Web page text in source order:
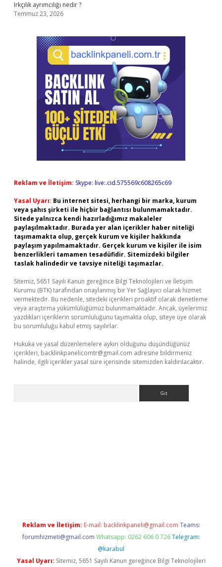
Irkçılık ayrımcılığı nedir ?
Temmuz 23, 2026
Reklam ve İletişim: Skype: live:.cid.575569c608265c69
Yasal Uyarı: Bu internet sitesi, herhangi bir marka, kurum
veya şahıs şirketi ile hiçbir bağlantısı bulunmamaktadır.
Sitede yalnızca kendi hazırladığımız makaleler
paylaşılmaktadır. Burada yer alan içerikler haber niteliği
taşımamakta olup, gerçek kurum ve kişiler hakkında
paylaşım yapılmamaktadır. Gerçek kurum ve kişiler ile isim
benzerlikleri tamamen tesadüfidir. Sitemizdeki bilgiler
taslak halindedir ve tavsiye niteliği taşımazlar.
Sitemiz, 5651 Sayılı Kanun gereğince Bilgi Teknolojileri ve İletişim
Kurumu (BTK) tarafından onaylanmış bir Yer Sağlayıcı olarak hizmet
vermektedir. Bu nedenle, sitedeki içerikleri proaktif olarak denetleme
veya araştırma yükümlülüğümüz bulunmamaktadır. Ancak, üyelerimiz
yazdıkları içeriklerin sorumluluğunu taşımakta olup, siteye üye olarak
bu sorumluluğu kabul etmiş sayılırlar.
Hukuka ve yasal düzenlemelere aykırı olduğunu düşündüğünüz
içerikleri, backlinkpanelicomtr@gmail.com adresine bildirmeniz
halinde, ilgili içerikler yasal süre içerisinde sitemizden kaldırılacaktır.
Reklam ve İletişim: E-mail: backlinkpaneli@gmail.com Teams:
forumhizmeti@gmail.com Whatsapp: 0262 606 0 726 Telegram:
@karabul
Yasal Uyarı: Sitemiz, 5651 Sayılı Kanun gereğince Bilgi Teknolojileri